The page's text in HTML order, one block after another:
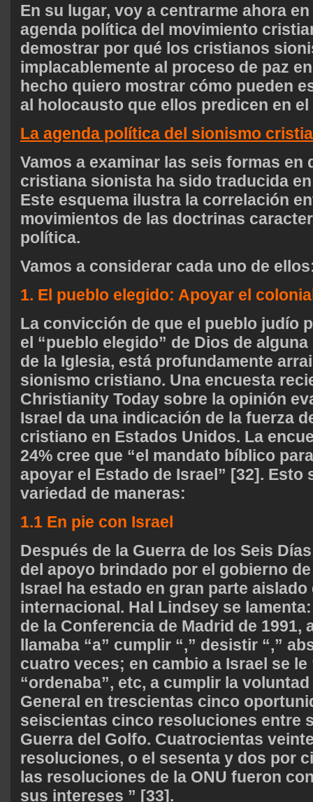
En su lugar, voy a centrarme ahora
agenda política del movimiento
demostrar por qué los cristianos
implacablemente al proceso de paz
hecho quiero mostrar cómo pueden
al holocausto que ellos predicen en el
La agenda política del sionismo
Vamos a examinar las seis formas en
cristiana sionista ha sido traducida
Este esquema ilustra la correlación
movimientos de las doctrinas
política.
Vamos a considerar cada uno de
1. El pueblo elegido: Apoyar el
La convicción de que el pueblo judío
el “pueblo elegido” de Dios de
de la Iglesia, está profundamente
sionismo cristiano. Una encuesta
Christianity Today sobre la opinión
Israel da una indicación de la fuerza
cristiano en Estados Unidos. La
24% cree que “el mandato bíblico
apoyar el Estado de Israel” [32]. Esto
variedad de maneras:
1.1 En pie con Israel
Después de la Guerra de los Seis
del apoyo brindado por el gobierno
Israel ha estado en gran parte
internacional. Hal Lindsey se
de la Conferencia de Madrid de 1991,
llamaba “a” cumplir “,” desistir “,”
cuatro veces; en cambio a Israel se le
“ordenaba”, etc, a cumplir la
General en trescientas cinco
seiscientas cinco resoluciones entre
Guerra del Golfo. Cuatrocientas
resoluciones, o el sesenta y dos por
las resoluciones de la ONU fueron
sus intereses ” [33].